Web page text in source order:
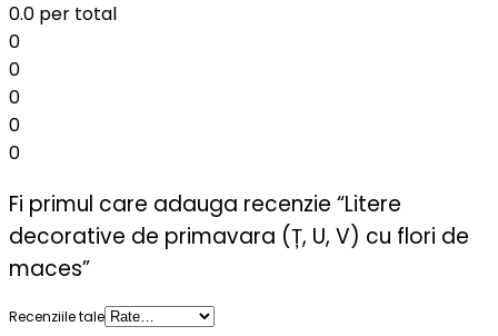
0.0 per total
0
0
0
0
0
Fi primul care adauga recenzie “Litere
decorative de primavara (Ț, U, V) cu flori de
maces”
Recenziile tale